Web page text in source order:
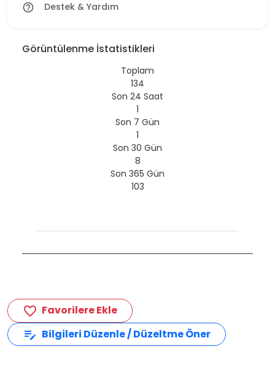
help_outline Destek & Yardım
Görüntülenme İstatistikleri
Toplam
134
Son 24 Saat
1
Son 7 Gün
1
Son 30 Gün
8
Son 365 Gün
103
favorite_border Favorilere Ekle
edit_note Bilgileri Düzenle / Düzeltme Öner